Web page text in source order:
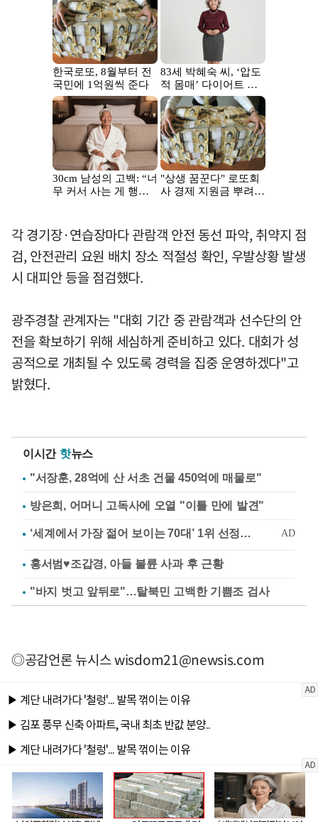
각 경기장·연습장마다 관람객 안전 동선 파악, 취약지 점
검, 안전관리 요원 배치 장소 적절성 확인, 우발상황 발생
시 대피안 등을 점검했다.
광주경찰 관계자는 "대회 기간 중 관람객과 선수단의 안
전을 확보하기 위해 세심하게 준비하고 있다. 대회가 성
공적으로 개최될 수 있도록 경력을 집중 운영하겠다"고
밝혔다.
이시간 핫뉴스
"서장훈, 28억에 산 서초 건물 450억에 매물로"
방은희, 어머니 고독사에 오열 "이틀 만에 발견"
홍서범♥조갑경, 아들 불륜 사과 후 근황
"바지 벗고 앞뒤로"…탈북민 고백한 기쁨조 검사
◎공감언론 뉴시스wisdom21@newsis.com